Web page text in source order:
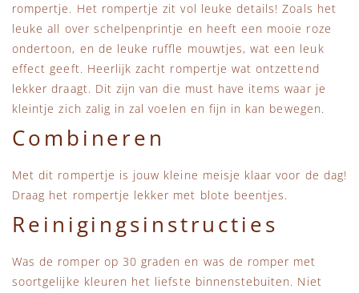
Sproet & Sprout
Tiny Cottons
rompertje. Het rompertje zit vol leuke details! Zoals het
leuke all over schelpenprintje en heeft een mooie roze
ondertoon, en de leuke ruffle mouwtjes, wat een leuk
effect geeft. Heerlijk zacht rompertje wat ontzettend
lekker draagt. Dit zijn van die must have items waar je
kleintje zich zalig in zal voelen en fijn in kan bewegen.
Combineren
Met dit rompertje is jouw kleine meisje klaar voor de dag!
Draag het rompertje lekker met blote beentjes.
Reinigingsinstructies
Was de romper op 30 graden en was de romper met
soortgelijke kleuren het liefste binnenstebuiten. Niet